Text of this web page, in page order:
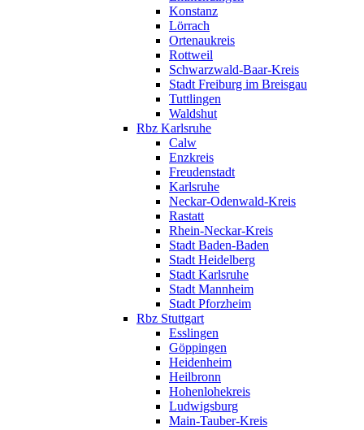
Konstanz
Lörrach
Ortenaukreis
Rottweil
Schwarzwald-Baar-Kreis
Stadt Freiburg im Breisgau
Tuttlingen
Waldshut
Rbz Karlsruhe
Calw
Enzkreis
Freudenstadt
Karlsruhe
Neckar-Odenwald-Kreis
Rastatt
Rhein-Neckar-Kreis
Stadt Baden-Baden
Stadt Heidelberg
Stadt Karlsruhe
Stadt Mannheim
Stadt Pforzheim
Rbz Stuttgart
Esslingen
Göppingen
Heidenheim
Heilbronn
Hohenlohekreis
Ludwigsburg
Main-Tauber-Kreis